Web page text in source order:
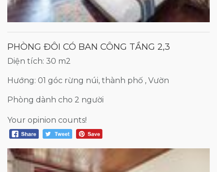
PHÒNG ĐÔI CÓ BAN CÔNG TẦNG 2,3
Diện tích: 30 m2
Hướng: 01 góc rừng núi, thành phố , Vườn
Phòng dành cho 2 người
Your opinion counts!